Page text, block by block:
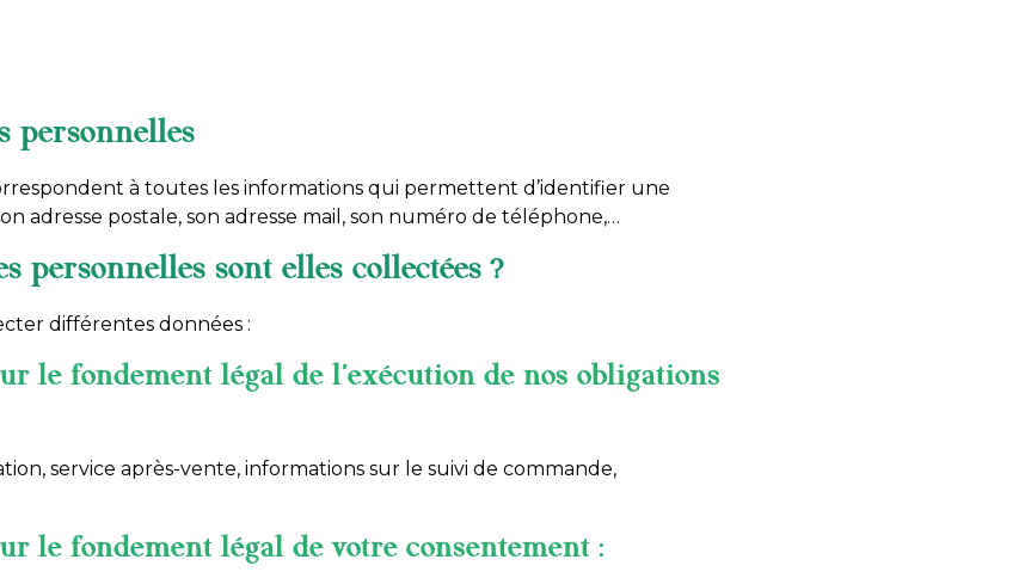
personnelles
à toutes les informations qui permettent d’identifier une
adresse postale, son adresse mail, son numéro de téléphone,…
personnelles sont elles collectées ?
différentes données :
le fondement légal de l’exécution de nos obligations
service après-vente, informations sur le suivi de commande,
le fondement légal de votre consentement :